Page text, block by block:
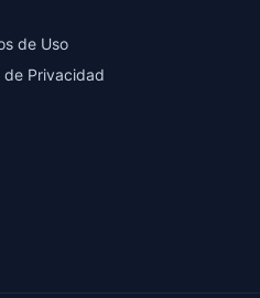
de Uso
de Privacidad